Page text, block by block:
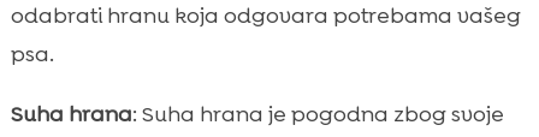
odabrati hranu koja odgovara potrebama vašeg
psa.
Suha hrana: Suha hrana je pogodna zbog svoje